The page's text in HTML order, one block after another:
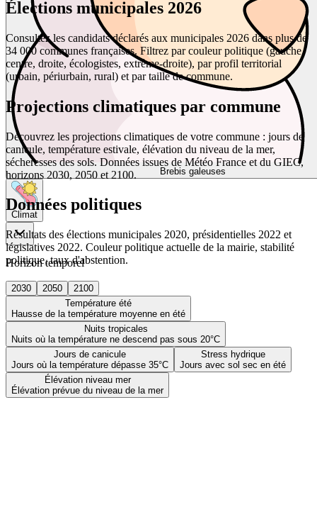
Brebis galeuses
Climat
Horizon temporel
2030 2050
2100
Température été
Hausse de la température moyenne en été
Nuits tropicales
Nuits où la température ne descend pas sous 20°C
Jours de canicule
Jours où la température dépasse 35°C
Stress hydrique
Jours avec sol sec en été
Élévation niveau mer
Élévation prévue du niveau de la mer
Élections municipales 2026
Consultez les candidats déclarés aux municipales 2026 dans plus de
34 000 communes françaises. Filtrez par couleur politique (gauche,
centre, droite, écologistes, extrême-droite), par profil territorial
(urbain, périurbain, rural) et par taille de commune.
Projections climatiques par commune
Découvrez les projections climatiques de votre commune : jours de
canicule, température estivale, élévation du niveau de la mer,
sécheresses des sols. Données issues de Météo France et du GIEC,
horizons 2030, 2050 et 2100.
Données politiques
Résultats des élections municipales 2020, présidentielles 2022 et
législatives 2022. Couleur politique actuelle de la mairie, stabilité
politique, taux d'abstention.